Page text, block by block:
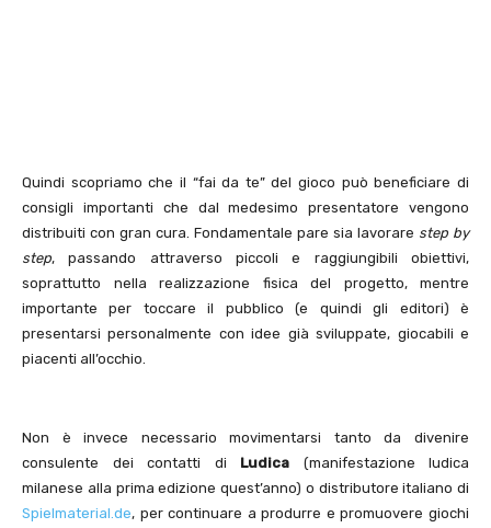
Quindi scopriamo che il “fai da te” del gioco può beneficiare di
consigli importanti che dal medesimo presentatore vengono
distribuiti con gran cura. Fondamentale pare sia lavorare step by
step, passando attraverso piccoli e raggiungibili obiettivi,
soprattutto nella realizzazione fisica del progetto, mentre
importante per toccare il pubblico (e quindi gli editori) è
presentarsi personalmente con idee già sviluppate, giocabili e
piacenti all’occhio.
Non è invece necessario movimentarsi tanto da divenire
consulente dei contatti di Ludica (manifestazione ludica
milanese alla prima edizione quest’anno) o distributore italiano di
Spielmaterial.de, per continuare a produrre e promuovere giochi